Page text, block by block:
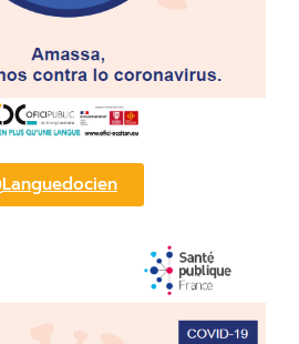
Languedocien